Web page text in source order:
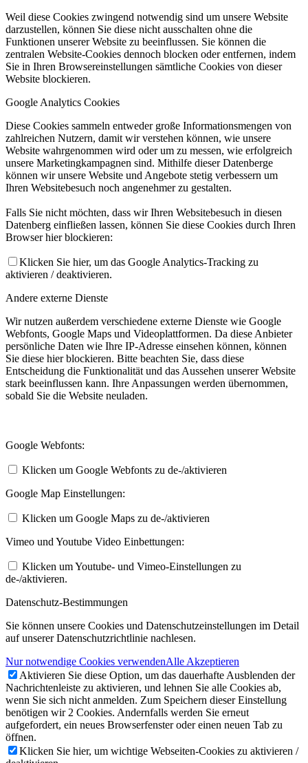
Weil diese Cookies zwingend notwendig sind um unsere Website
darzustellen, können Sie diese nicht ausschalten ohne die
Funktionen unserer Website zu beeinflussen. Sie können die
zentralen Website-Cookies dennoch blocken oder entfernen, indem
Sie in Ihren Browsereinstellungen sämtliche Cookies von dieser
Website blockieren.
Google Analytics Cookies
Diese Cookies sammeln entweder große Informationsmengen von
zahlreichen Nutzern, damit wir verstehen können, wie unsere
Website wahrgenommen wird oder um zu messen, wie erfolgreich
unsere Marketingkampagnen sind. Mithilfe dieser Datenberge
können wir unsere Website und Angebote stetig verbessern um
Ihren Websitebesuch noch angenehmer zu gestalten.
Falls Sie nicht möchten, dass wir Ihren Websitebesuch in diesen
Datenberg einfließen lassen, können Sie diese Cookies durch Ihren
Browser hier blockieren:
Klicken Sie hier, um das Google Analytics-Tracking zu
aktivieren / deaktivieren.
Andere externe Dienste
Wir nutzen außerdem verschiedene externe Dienste wie Google
Webfonts, Google Maps und Videoplattformen. Da diese Anbieter
persönliche Daten wie Ihre IP-Adresse einsehen können, können
Sie diese hier blockieren. Bitte beachten Sie, dass diese
Entscheidung die Funktionalität und das Aussehen unserer Website
stark beeinflussen kann. Ihre Anpassungen werden übernommen,
sobald Sie die Website neuladen.
Google Webfonts:
Klicken um Google Webfonts zu de-/aktivieren
Google Map Einstellungen:
Klicken um Google Maps zu de-/aktivieren
Vimeo und Youtube Video Einbettungen:
Klicken um Youtube- und Vimeo-Einstellungen zu
de-/aktivieren.
Datenschutz-Bestimmungen
Sie können unsere Cookies und Datenschutzeinstellungen im Detail
auf unserer Datenschutzrichtlinie nachlesen.
Nur notwendige Cookies verwendenAlle Akzeptieren
Aktivieren Sie diese Option, um das dauerhafte Ausblenden der
Nachrichtenleiste zu aktivieren, und lehnen Sie alle Cookies ab,
wenn Sie sich nicht anmelden. Zum Speichern dieser Einstellung
benötigen wir 2 Cookies. Andernfalls werden Sie erneut
aufgefordert, ein neues Browserfenster oder einen neuen Tab zu
öffnen.
Klicken Sie hier, um wichtige Webseiten-Cookies zu aktivieren /